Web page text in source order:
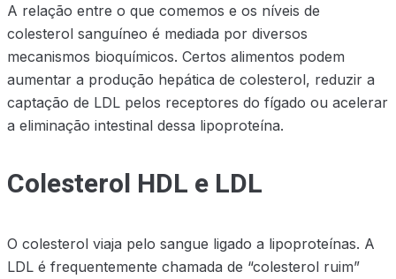
A relação entre o que comemos e os níveis de
colesterol sanguíneo é mediada por diversos
mecanismos bioquímicos. Certos alimentos podem
aumentar a produção hepática de colesterol, reduzir a
captação de LDL pelos receptores do fígado ou acelerar
a eliminação intestinal dessa lipoproteína.
Colesterol HDL e LDL
O colesterol viaja pelo sangue ligado a lipoproteínas. A
LDL é frequentemente chamada de “colesterol ruim”